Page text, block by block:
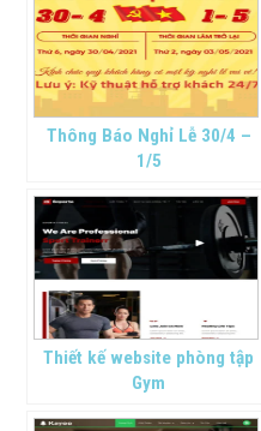
Thông Báo Nghỉ Lễ 30/4 –
1/5
Thiết kế website phòng tập
Gym